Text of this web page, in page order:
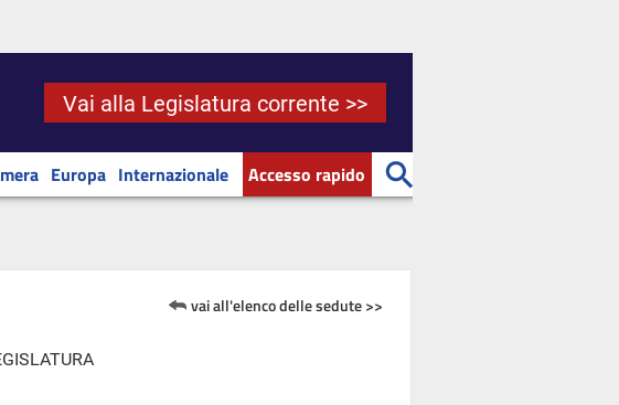
Vai alla Legislatura corrente >>
Europa Internazionale Accesso rapido
vai all'elenco delle sedute >>